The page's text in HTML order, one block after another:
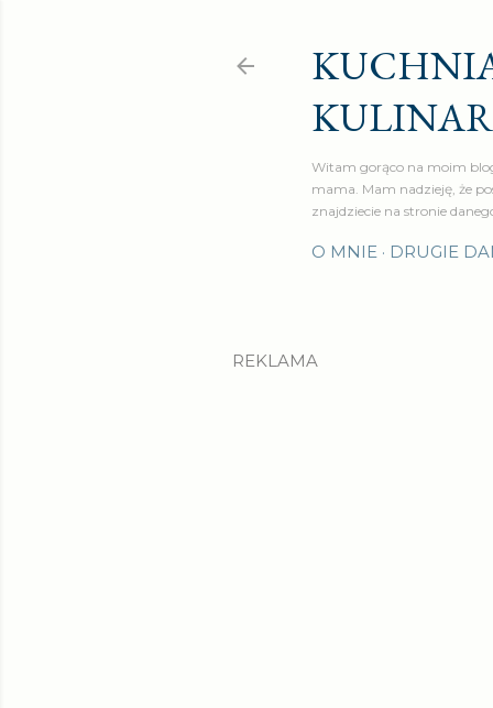
Witam gorąco na moim
mama. Mam nadzieję, że
znajdziecie na stronie
O MNIE DRUGIE
REKLAMA